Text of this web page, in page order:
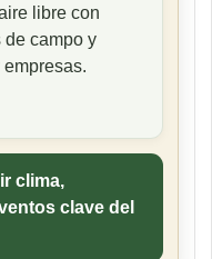
libre con
de campo y
clima,
clave del